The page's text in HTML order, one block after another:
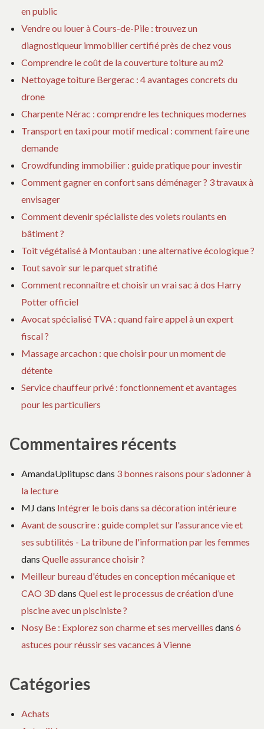
en public
Vendre ou louer à Cours-de-Pile : trouvez un
diagnostiqueur immobilier certifié près de chez vous
Comprendre le coût de la couverture toiture au m2
Nettoyage toiture Bergerac : 4 avantages concrets du
drone
Charpente Nérac : comprendre les techniques modernes
Transport en taxi pour motif medical : comment faire une
demande
Crowdfunding immobilier : guide pratique pour investir
Comment gagner en confort sans déménager ? 3 travaux à
envisager
Comment devenir spécialiste des volets roulants en
bâtiment ?
Toit végétalisé à Montauban : une alternative écologique ?
Tout savoir sur le parquet stratifié
Comment reconnaître et choisir un vrai sac à dos Harry
Potter officiel
Avocat spécialisé TVA : quand faire appel à un expert
fiscal ?
Massage arcachon : que choisir pour un moment de
détente
Service chauffeur privé : fonctionnement et avantages
pour les particuliers
Commentaires récents
AmandaUplitupsc dans 3 bonnes raisons pour s’adonner à
la lecture
MJ dans Intégrer le bois dans sa décoration intérieure
Avant de souscrire : guide complet sur l'assurance vie et
ses subtilités - La tribune de l'information par les femmes
dans Quelle assurance choisir ?
Meilleur bureau d'études en conception mécanique et
CAO 3D dans Quel est le processus de création d’une
piscine avec un pisciniste ?
Nosy Be : Explorez son charme et ses merveilles dans 6
astuces pour réussir ses vacances à Vienne
Catégories
Achats